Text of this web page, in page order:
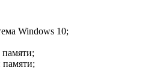
Windows 10;
памяти;
памяти;